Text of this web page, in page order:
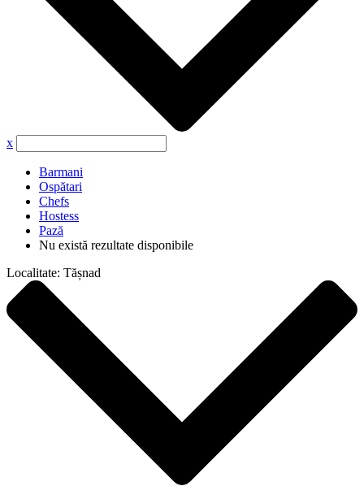
x
Barmani
Ospătari
Chefs
Hostess
Pază
Nu există rezultate disponibile
Localitate: Tășnad